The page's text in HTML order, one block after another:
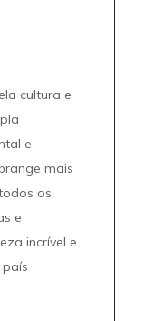
cultura e
e
mais
os
e
incrível e